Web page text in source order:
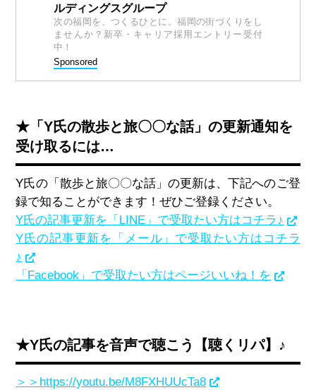
ルディングスグループ
次の福岡を、つくるひとに。福岡の街づくりをし
ませんか？新卒・キャリア採用エントリー受付
中！
Sponsored
★「Y氏の散歩と旅〇〇な話」の更新通知を
受け取るには…
Y氏の「散歩と旅〇〇な話」の更新は、下記へのご登
録で知ることができます！ぜひご登録ください。
Y氏の記事更新を「LINE」で受取たい方はコチラ♪
Y氏の記事更新を「メール」で受取たい方はコチラ
♪
「Facebook」で受取たい方はページいいね！を
★Y氏の記事を音声で聴こう【聴くリパ】♪
＞＞https://youtu.be/M8FXHUUcTa8